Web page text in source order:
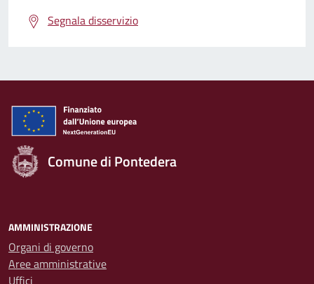
Segnala disservizio
Comune di Pontedera
AMMINISTRAZIONE
Organi di governo
Aree amministrative
Uffici